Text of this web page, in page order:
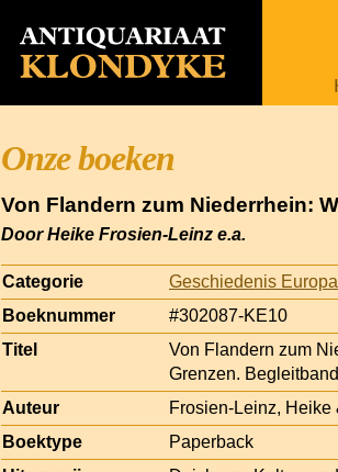
Onze boeken
Von Flandern zum Niederrhein:
Door Heike Frosien-Leinz e.a.
Categorie
Geschiedenis Europa
Boeknummer
#302087-KE10
Titel
Von Flandern zum
Grenzen.
Auteur
Frosien-Leinz, Heike
Boektype
Paperback